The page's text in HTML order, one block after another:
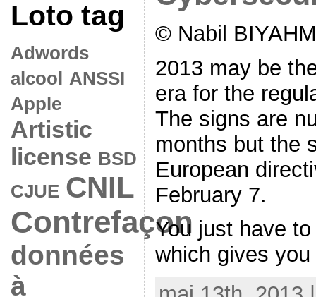
Loto tag
Adwords
alcool
ANSSI
Apple
Artistic
license BSD
CJUE CNIL
Contrefaçon
données
à
© Nabil
2013 may be
era for the
The signs are
months but the
European
February 7.
You just have
which gives